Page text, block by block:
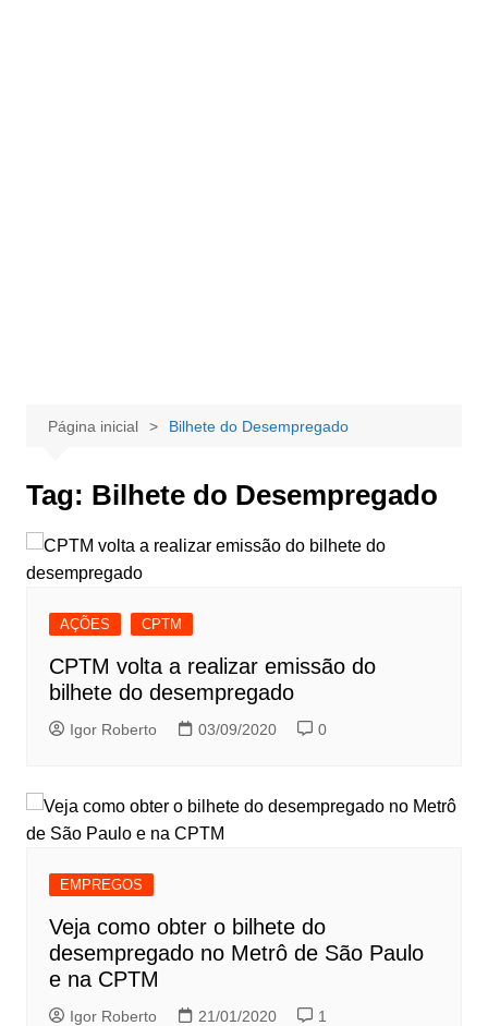
Página inicial Bilhete do Desempregado
Tag: Bilhete do Desempregado
AÇÕES CPTM
CPTM volta a realizar emissão do
bilhete do desempregado
Igor Roberto 03/09/2020 0
EMPREGOS
Veja como obter o bilhete do
desempregado no Metrô de São Paulo
e na CPTM
Igor Roberto 21/01/2020 1